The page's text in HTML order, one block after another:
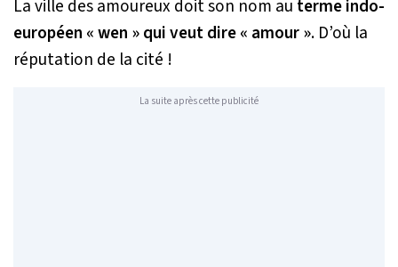
La ville des amoureux doit son nom au terme indo-
européen « wen » qui veut dire « amour ». D’où la
réputation de la cité !
La suite après cette publicité